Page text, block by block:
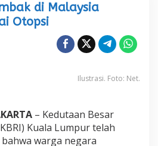
di Malaysia
Otopsi
Ilustrasi. Foto: Net.
– Kedutaan Besar
Kuala Lumpur telah
warga negara